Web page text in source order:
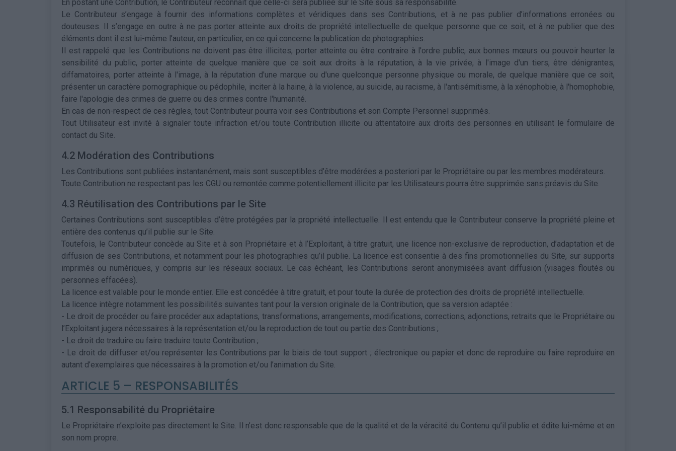
En postant une Contribution, le Contributeur reconnaît que celle-ci sera publiée sur le Site sous sa responsabilité.
Le Contributeur s’engage à fournir des informations complètes et véridiques dans ses Contributions, et à ne pas publier d’informations erronées ou
douteuses. Il s’engage en outre à ne pas porter atteinte aux droits de propriété intellectuelle de quelque personne que ce soit, et à ne publier que des
éléments dont il est lui-même l’auteur, en particulier, en ce qui concerne la publication de photographies.
Il est rappelé que les Contributions ne doivent pas être illicites, porter atteinte ou être contraire à l'ordre public, aux bonnes mœurs ou pouvoir heurter la
sensibilité du public, porter atteinte de quelque manière que ce soit aux droits à la réputation, à la vie privée, à l'image d'un tiers, être dénigrantes,
diffamatoires, porter atteinte à l'image, à la réputation d'une marque ou d'une quelconque personne physique ou morale, de quelque manière que ce soit,
présenter un caractère pornographique ou pédophile, inciter à la haine, à la violence, au suicide, au racisme, à l'antisémitisme, à la xénophobie, à l'homophobie,
faire l'apologie des crimes de guerre ou des crimes contre l'humanité.
En cas de non-respect de ces règles, tout Contributeur pourra voir ses Contributions et son Compte Personnel supprimés.
Tout Utilisateur est invité à signaler toute infraction et/ou toute Contribution illicite ou attentatoire aux droits des personnes en utilisant le formulaire de
contact du Site.
4.2 Modération des Contributions
Les Contributions sont publiées instantanément, mais sont susceptibles d’être modérées a posteriori par le Propriétaire ou par les membres modérateurs.
Toute Contribution ne respectant pas les CGU ou remontée comme potentiellement illicite par les Utilisateurs pourra être supprimée sans préavis du Site.
4.3 Réutilisation des Contributions par le Site
Certaines Contributions sont susceptibles d’être protégées par la propriété intellectuelle. Il est entendu que le Contributeur conserve la propriété pleine et
entière des contenus qu’il publie sur le Site.
Toutefois, le Contributeur concède au Site et à son Propriétaire et à l’Exploitant, à titre gratuit, une licence non-exclusive de reproduction, d’adaptation et de
diffusion de ses Contributions, et notamment pour les photographies qu’il publie. La licence est consentie à des fins promotionnelles du Site, sur supports
imprimés ou numériques, y compris sur les réseaux sociaux. Le cas échéant, les Contributions seront anonymisées avant diffusion (visages floutés ou
personnes effacées).
La licence est valable pour le monde entier. Elle est concédée à titre gratuit, et pour toute la durée de protection des droits de propriété intellectuelle.
La licence intègre notamment les possibilités suivantes tant pour la version originale de la Contribution, que sa version adaptée :
- Le droit de procéder ou faire procéder aux adaptations, transformations, arrangements, modifications, corrections, adjonctions, retraits que le Propriétaire ou
l’Exploitant jugera nécessaires à la représentation et/ou la reproduction de tout ou partie des Contributions ;
- Le droit de traduire ou faire traduire toute Contribution ;
- Le droit de diffuser et/ou représenter les Contributions par le biais de tout support ; électronique ou papier et donc de reproduire ou faire reproduire en
autant d’exemplaires que nécessaires à la promotion et/ou l’animation du Site.
ARTICLE 5 – RESPONSABILITÉS
5.1 Responsabilité du Propriétaire
Le Propriétaire n’exploite pas directement le Site. Il n’est donc responsable que de la qualité et de la véracité du Contenu qu’il publie et édite lui-même et en
son nom propre.